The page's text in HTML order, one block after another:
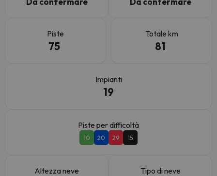
Piste
75
Totale km
81
Impianti
19
Piste per difficoltà
10 20 29 15
Altezza neve Tipo di neve